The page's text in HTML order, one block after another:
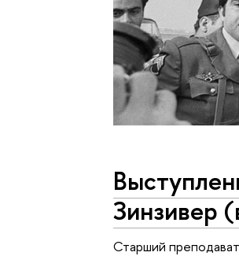
Зинзивер
Старший